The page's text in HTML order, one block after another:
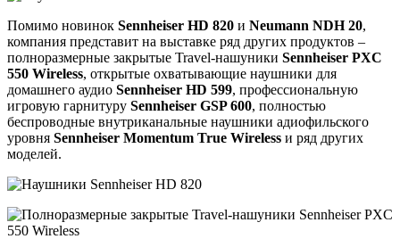
Помимо новинок Sennheiser HD 820 и Neumann NDH 20,
компания представит на выставке ряд других продуктов –
полноразмерные закрытые Travel-нашуники Sennheiser PXC
550 Wireless, открытые охватывающие наушники для
домашнего аудио Sennheiser HD 599, профессиональную
игровую гарнитуру Sennheiser GSP 600, полностью
беспроводные внутриканальные наушники адиофильского
уровня Sennheiser Momentum True Wireless и ряд других
моделей.